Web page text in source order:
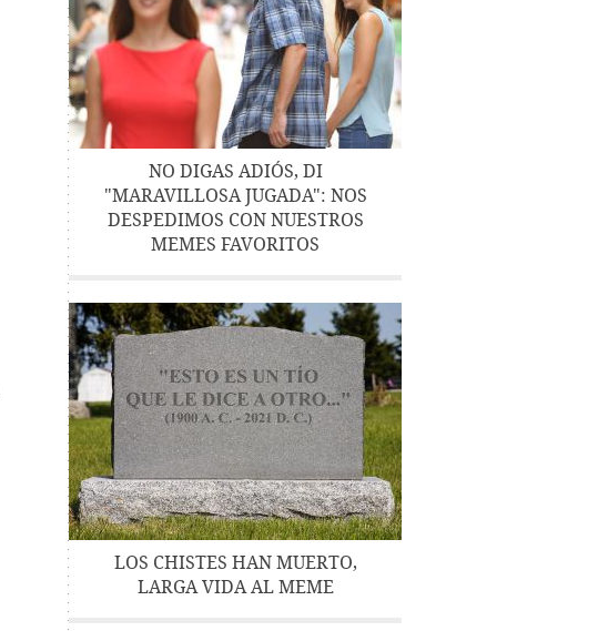
NO DIGAS ADIÓS, DI
"MARAVILLOSA JUGADA": NOS
DESPEDIMOS CON NUESTROS
MEMES FAVORITOS
LOS CHISTES HAN MUERTO,
LARGA VIDA AL MEME